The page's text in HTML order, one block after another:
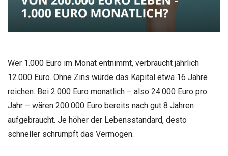
Wer 1.000 Euro im Monat entnimmt, verbraucht jährlich
12.000 Euro. Ohne Zins würde das Kapital etwa 16 Jahre
reichen. Bei 2.000 Euro monatlich – also 24.000 Euro pro
Jahr – wären 200.000 Euro bereits nach gut 8 Jahren
aufgebraucht. Je höher der Lebensstandard, desto
schneller schrumpft das Vermögen.